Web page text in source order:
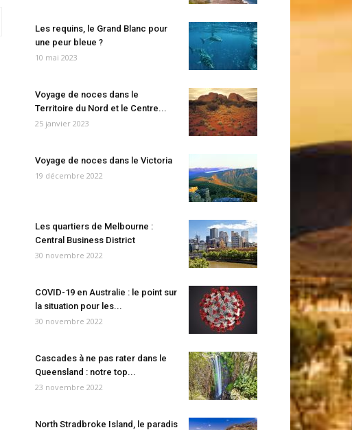
Les requins, le Grand Blanc pour
une peur bleue ?
10 mai 2023
Voyage de noces dans le
Territoire du Nord et le Centre...
25 janvier 2023
Voyage de noces dans le Victoria
19 décembre 2022
Les quartiers de Melbourne :
Central Business District
30 novembre 2022
COVID-19 en Australie : le point sur
la situation pour les...
30 novembre 2022
Cascades à ne pas rater dans le
Queensland : notre top...
23 novembre 2022
North Stradbroke Island, le paradis